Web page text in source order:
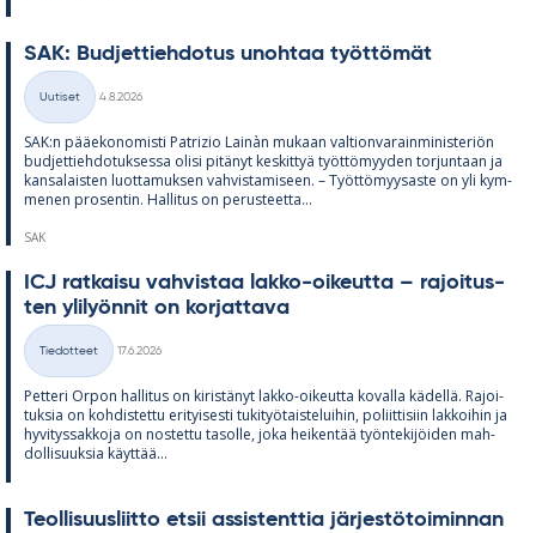
SAK: Bud­jet­tieh­do­tus unoh­taa työt­tö­mät
Kategoriat
Uutiset
4.8.2026
SAK:n pää­e­ko­no­misti Pat­rizio Lainàn mu­kaan val­tion­va­rain­mi­nis­te­riön
bud­jet­tieh­do­tuk­sessa olisi pi­tä­nyt kes­kit­tyä työt­tö­myy­den tor­jun­taan ja
kan­sa­lais­ten luot­ta­muk­sen vah­vis­ta­mi­seen. – Työt­tö­myy­saste on yli kym­
me­nen pro­sen­tin. Hal­li­tus on pe­rus­teetta...
SAK
ICJ rat­kaisu vah­vis­taa lakko-oi­keutta – ra­joi­tus­
ten yli­lyön­nit on kor­jat­tava
Kategoriat
Tiedotteet
17.6.2026
Pet­teri Or­pon hal­li­tus on ki­ris­tä­nyt lakko-oi­keutta ko­valla kä­dellä. Ra­joi­
tuk­sia on koh­dis­tettu eri­tyi­sesti tu­ki­työ­tais­te­lui­hin, po­liit­ti­siin lak­koi­hin ja
hy­vi­tys­sak­koja on nos­tettu ta­solle, joka hei­ken­tää työn­te­ki­jöi­den mah­
dol­li­suuk­sia käyt­tää...
Teol­li­suus­liitto et­sii as­sis­tent­tia jär­jes­tö­toi­min­nan